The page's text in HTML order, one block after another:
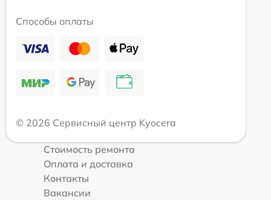
Способы оплаты
© 2026 Сервисный центр Kyocera
Стоимость ремонта
Оплата и доставка
Контакты
Вакансии